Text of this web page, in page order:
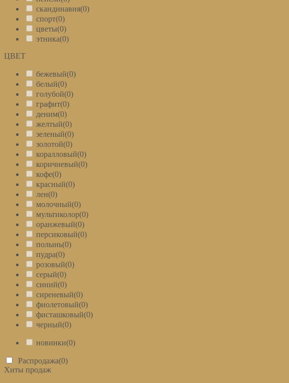
скандинавия(0)
спорт(0)
цветы(0)
этника(0)
ЦВЕТ
бежевый(0)
белый(0)
голубой(0)
графит(0)
деним(0)
желтый(0)
зеленый(0)
золотой(0)
коралловый(0)
коричневый(0)
кофе(0)
красный(0)
лен(0)
молочный(0)
мультиколор(0)
оранжевый(0)
персиковый(0)
полынь(0)
пудра(0)
розовый(0)
серый(0)
синий(0)
сиреневый(0)
фиолетовый(0)
фисташковый(0)
черный(0)
новинки(0)
Распродажа(0)
Хиты продаж